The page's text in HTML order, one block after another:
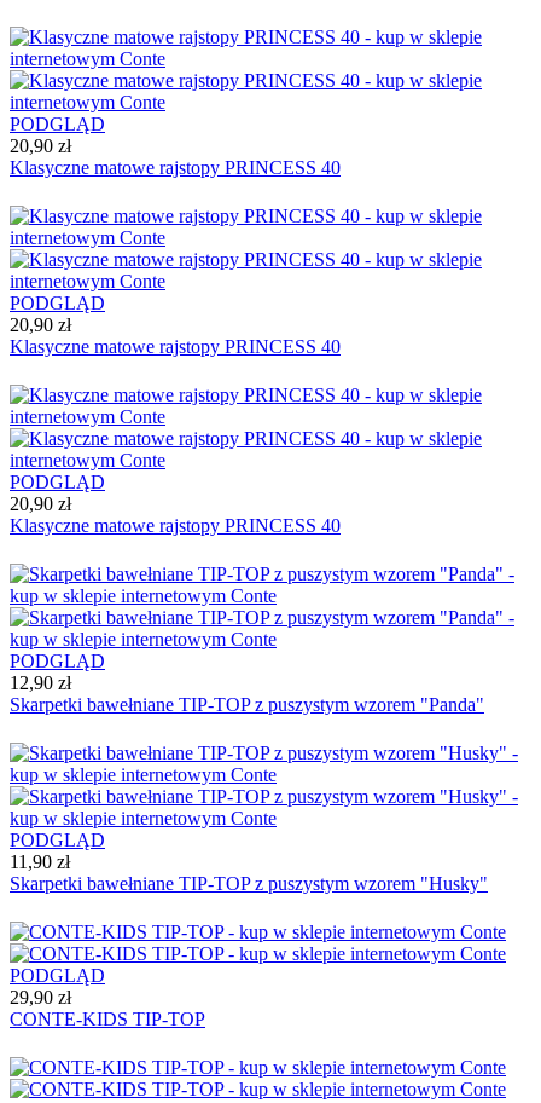
PODGLĄD
20,90 zł
Klasyczne matowe rajstopy PRINCESS 40
PODGLĄD
20,90 zł
Klasyczne matowe rajstopy PRINCESS 40
PODGLĄD
20,90 zł
Klasyczne matowe rajstopy PRINCESS 40
PODGLĄD
12,90 zł
Skarpetki bawełniane TIP-TOP z puszystym wzorem "Panda"
PODGLĄD
11,90 zł
Skarpetki bawełniane TIP-TOP z puszystym wzorem "Husky"
PODGLĄD
29,90 zł
CONTE-KIDS TIP-TOP